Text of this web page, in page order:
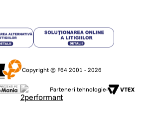
Copyright © F64 2001 - 2026
Parteneri tehnologie: